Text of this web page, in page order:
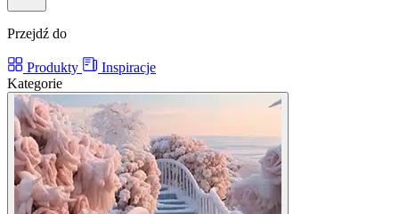
Przejdź do
Produkty
Inspiracje
Kategorie